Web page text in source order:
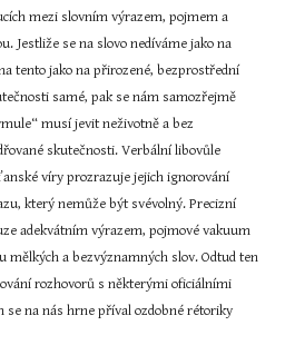
mezi slovním výrazem, pojmem a
Jestliže se na slovo nedíváme jako na
tento jako na přirozené, bezprostřední
samé, pak se nám samozřejmě
musí jevit neživotně a bez
skutečnosti. Verbální libovůle
víry prozrazuje jejich ignorování
který nemůže být svévolný. Precizní
adekvátním výrazem, pojmové vakuum
mělkých a bezvýznamných slov. Odtud ten
rozhovorů s některými oficiálními
se na nás hrne příval ozdobné rétoriky